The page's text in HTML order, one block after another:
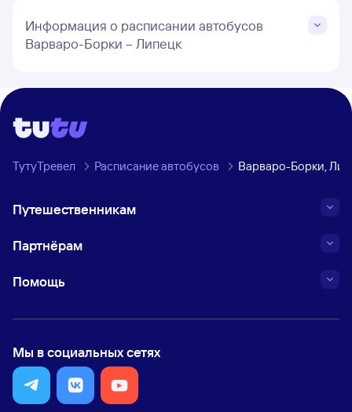
Информация о расписании автобусов
Варваро-Борки – Липецк
ТутуТревел Расписание автобусов Варваро-Борки,
Путешественникам
Партнёрам
Помощь
Мы в социальных сетях